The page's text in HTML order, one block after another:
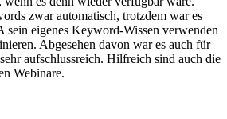
zwar automatisch, trotzdem war es
sein eigenes Keyword-Wissen verwenden
Abgesehen davon war es auch für
aufschlussreich. Hilfreich sind auch die
Webinare.